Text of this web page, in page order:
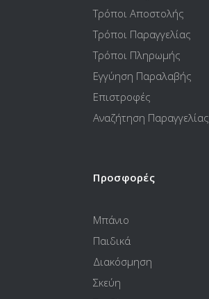
Τρόποι Αποστολής
Τρόποι Παραγγελίας
Τρόποι Πληρωμής
Εγγύηση Παραλαβής
Επιστροφές
Αναζήτηση Παραγγελίας
Προσφορές
Μπάνιο
Παιδικά
Διακόσμηση
Σκεύη